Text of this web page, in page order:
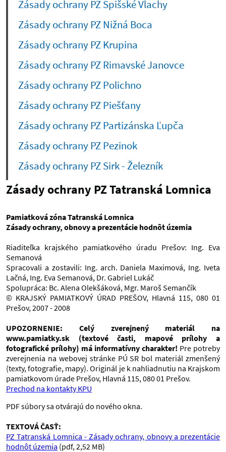
Zásady ochrany PZ Spišské Vlachy
Zásady ochrany PZ Nižná Boca
Zásady ochrany PZ Krupina
Zásady ochrany PZ Rimavské Janovce
Zásady ochrany PZ Polichno
Zásady ochrany PZ Piešťany
Zásady ochrany PZ Partizánska Ľupča
Zásady ochrany PZ Pezinok
Zásady ochrany PZ Sirk - Železník
Zásady ochrany PZ Tatranská Lomnica
Pamiatková zóna Tatranská Lomnica
Zásady ochrany, obnovy a prezentácie hodnôt územia
Riaditeľka krajského pamiatkového úradu Prešov: Ing. Eva
Semanová
Spracovali a zostavili: Ing. arch. Daniela Maximová, Ing. Iveta
Lačná, Ing. Eva Semanová, Dr. Gabriel Lukáč
Spolupráca: Bc. Alena Olekšáková, Mgr. Maroš Semančík
© KRAJSKÝ PAMIATKOVÝ ÚRAD PREŠOV, Hlavná 115, 080 01
Prešov, 2007 - 2008
UPOZORNENIE: Celý zverejnený materiál na
www.pamiatky.sk (textové časti, mapové prílohy a
fotografické prílohy) má informatívny charakter! Pre potreby
zverejnenia na webovej stránke PÚ SR bol materiál zmenšený
(texty, fotografie, mapy). Originál je k nahliadnutiu na Krajskom
pamiatkovom úrade Prešov, Hlavná 115, 080 01 Prešov.
Prechod na kontakty KPU
PDF súbory sa otvárajú do nového okna.
TEXTOVÁ ČASŤ:
PZ Tatranská Lomnica - Zásady ochrany, obnovy a prezentácie
hodnôt územia (pdf, 2,52 MB)